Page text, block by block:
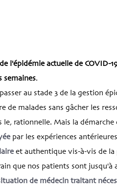
l'épidémie actuelle de COVID-
semaines.
au stade 3 de la gestion
malades sans gâcher les
rationnelle. Mais la
par les expériences antérieures
et authentique vis-à-vis de la
que nos patients sont jusqu'à
de médecin traitant